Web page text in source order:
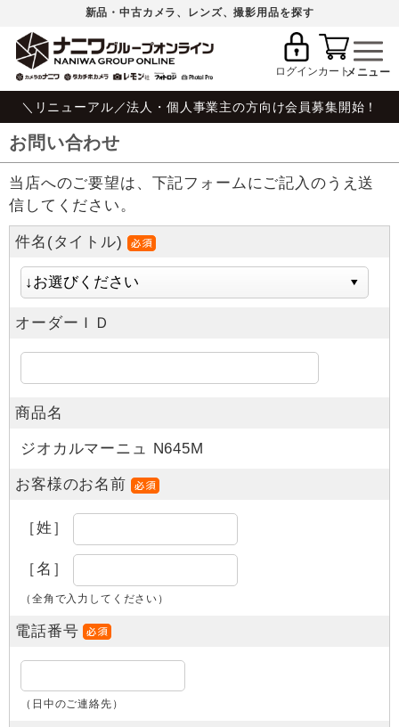
新品・中古カメラ、レンズ、撮影用品を探す
ログインカート
＼リニューアル／法人・個人事業主の方向け会員募集開始！
お問い合わせ
当店へのご要望は、下記フォームにご記入のうえ送
信してください。
件名(タイトル)
オーダーＩＤ
商品名
ジオカルマーニュ N645M
お客様のお名前
［姓］
［名］
（全角で入力してください）
電話番号
（日中のご連絡先）